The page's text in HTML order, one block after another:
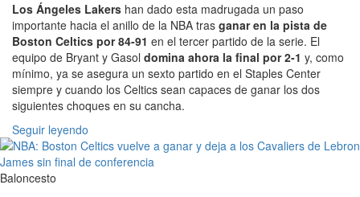
Los Ángeles Lakers han dado esta madrugada un paso
importante hacia el anillo de la NBA tras ganar en la pista de
Boston Celtics por 84-91 en el tercer partido de la serie. El
equipo de Bryant y Gasol domina ahora la final por 2-1 y, como
mínimo, ya se asegura un sexto partido en el Staples Center
siempre y cuando los Celtics sean capaces de ganar los dos
siguientes choques en su cancha.
Seguir leyendo
Baloncesto